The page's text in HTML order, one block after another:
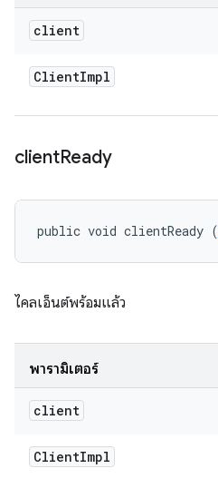
client
ClientImpl
clientReady
public void clientReady (
ไคลเอ็นต์พร้อมแล้ว
พารามิเตอร์
client
ClientImpl